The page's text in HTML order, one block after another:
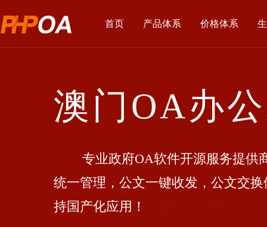
首页 产品体系 价格体系
澳门OA办
专业政府OA软件开源服务提供商
统一管理，公文一键收发，公文交
持国产化应用！